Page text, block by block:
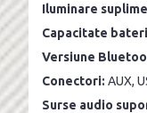
Iluminare
Capacitate
Versiune
Conectori: AUX,
Surse audio